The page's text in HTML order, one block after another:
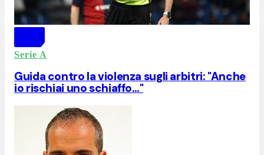
Serie A
Guida contro la violenza sugli arbitri: "Anche
io rischiai uno schiaffo…"